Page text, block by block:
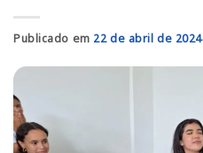
Publicado em 22 de abril de 2024